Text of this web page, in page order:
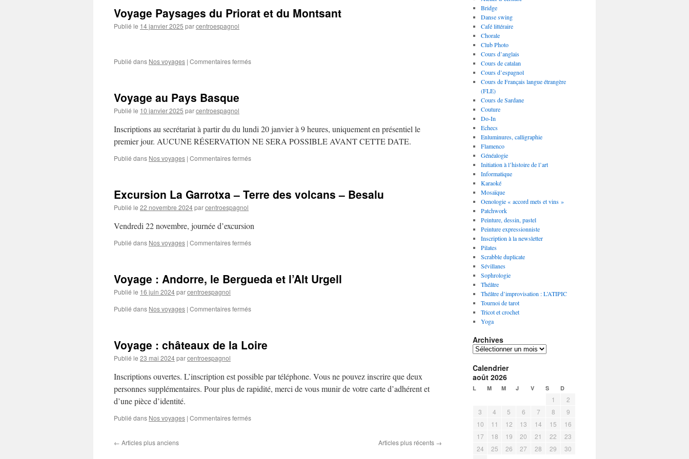
Voyage Paysages du Priorat et du Montsant
Publié le 14 janvier 2025 parcentroespagnol
Publié dans Nos voyages | Commentaires fermés
Montsant
Voyage au Pays Basque
Publié le 10 janvier 2025 parcentroespagnol
Inscriptions au secrétariat à partir du du lundi 20 janvier à 9 heures, uniquement en présentiel le
premier jour. AUCUNE RÉSERVATION NE SERA POSSIBLE AVANT CETTE DATE.
Publié dans Nos voyages | Commentaires fermés
Basque
Excursion La Garrotxa – Terre des volcans – Besalu
Publié le 22 novembre 2024parcentroespagnol
Vendredi 22 novembre, journée d’excursion
Publié dans Nos voyages | Commentaires fermés
–
Voyage : Andorre, le Bergueda et l’Alt Urgell
Publié le 16 juin 2024parcentroespagnol
Publié dans Nos voyages | Commentaires fermés
le
l’Alt
Urgell
Voyage : châteaux de la Loire
Publié le 23 mai 2024parcentroespagnol
Inscriptions ouvertes. L’inscription est possible par téléphone. Vous ne pouvez inscrire que deux
personnes supplémentaires. Pour plus de rapidité, merci de vous munir de votre carte d’adhérent et
d’une pièce d’identité.
Publié dans Nos voyages | Commentaires fermés
← Articles plus anciens Articles plus récents →
Bridge
Danse swing
Café littéraire
Chorale
Club Photo
Cours d’anglais
Cours de catalan
Cours d’espagnol
Cours de Français langue étrangère
(FLE)
Cours de Sardane
Couture
Do-In
Echecs
Enluminures, calligraphie
Flamenco
Généalogie
Initiation à l’histoire de l’art
Informatique
Karaoké
Mosaïque
Oenologie « accord mets et vins »
Patchwork
Peinture, dessin, pastel
Peinture expressionniste
Inscription à la newsletter
Pilates
Scrabble duplicate
Sévillanes
Sophrologie
Théâtre
Théâtre d’improvisation : L’ATIPIC
Tournoi de tarot
Tricot et crochet
Yoga
Archives
A
c
h
i
Calendrier
août 2026
L M M J V S D
1
2
3
4 5 6 7 8
9
10
11 12 13 14 15
16
17
18 19 20 21 22
23
24
25 26 27 28 29
30